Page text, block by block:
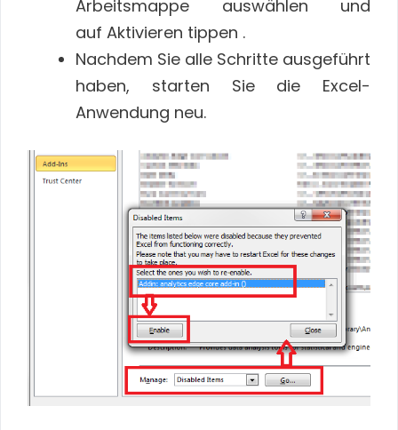
Arbeitsmappe auswählen und
auf Aktivieren tippen .
Nachdem Sie alle Schritte ausgeführt
haben, starten Sie die Excel-
Anwendung neu.